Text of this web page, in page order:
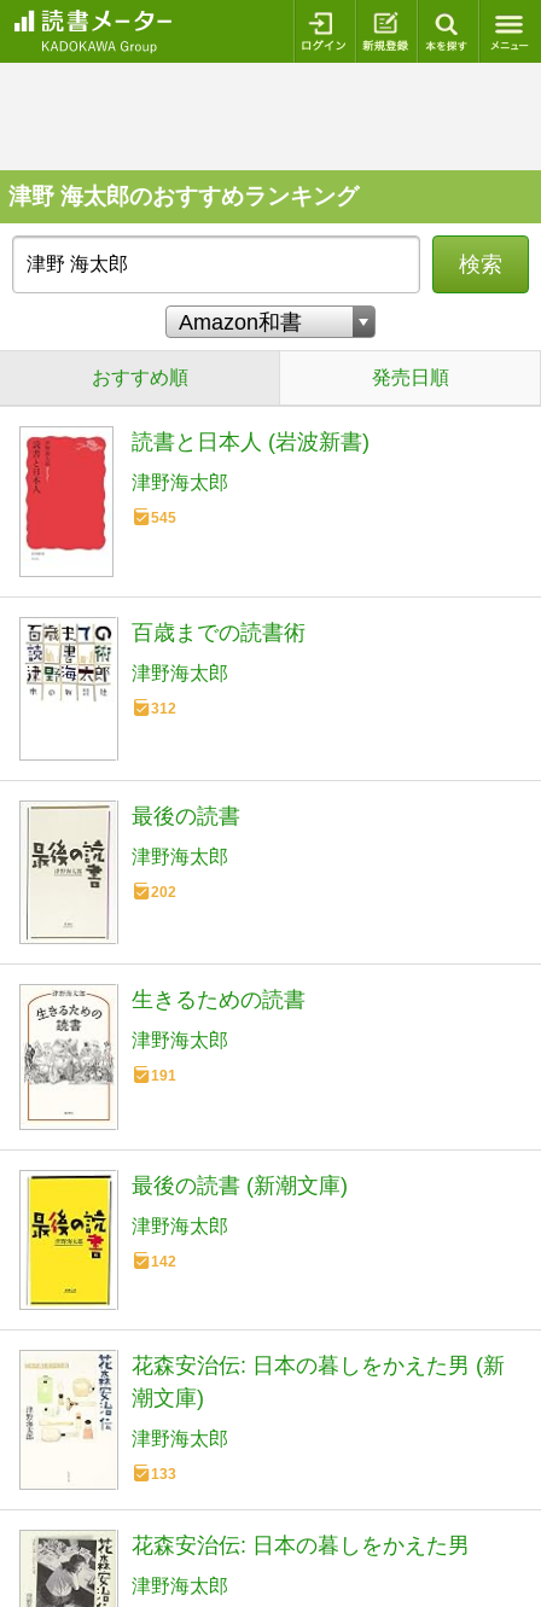
ログイン 新規登録
津野 海太郎のおすすめランキング
検索
おすすめ順 発売日順
読書と日本人 (岩波新書)
津野海太郎
545
百歳までの読書術
津野海太郎
312
最後の読書
津野海太郎
202
生きるための読書
津野海太郎
191
最後の読書 (新潮文庫)
津野海太郎
142
花森安治伝: 日本の暮しをかえた男 (新
潮文庫)
津野海太郎
133
花森安治伝: 日本の暮しをかえた男
津野海太郎